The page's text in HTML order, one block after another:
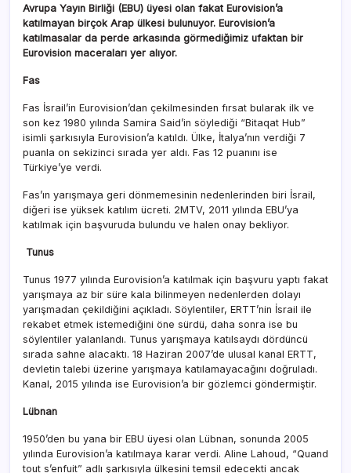
Avrupa Yayın Birliği (EBU) üyesi olan fakat Eurovision’a
katılmayan birçok Arap ülkesi bulunuyor. Eurovision’a
katılmasalar da perde arkasında görmediğimiz ufaktan bir
Eurovision maceraları yer alıyor.
Fas
Fas İsrail’in Eurovision’dan çekilmesinden fırsat bularak ilk ve
son kez 1980 yılında Samira Said’in söylediği “Bitaqat Hub”
isimli şarkısıyla Eurovision’a katıldı. Ülke, İtalya’nın verdiği 7
puanla on sekizinci sırada yer aldı. Fas 12 puanını ise
Türkiye’ye verdi.
Fas’ın yarışmaya geri dönmemesinin nedenlerinden biri İsrail,
diğeri ise yüksek katılım ücreti. 2MTV, 2011 yılında EBU’ya
katılmak için başvuruda bulundu ve halen onay bekliyor.
Tunus
Tunus 1977 yılında Eurovision’a katılmak için başvuru yaptı fakat
yarışmaya az bir süre kala bilinmeyen nedenlerden dolayı
yarışmadan çekildiğini açıkladı. Söylentiler, ERTT’nin İsrail ile
rekabet etmek istemediğini öne sürdü, daha sonra ise bu
söylentiler yalanlandı. Tunus yarışmaya katılsaydı dördüncü
sırada sahne alacaktı. 18 Haziran 2007’de ulusal kanal ERTT,
devletin talebi üzerine yarışmaya katılamayacağını doğruladı.
Kanal, 2015 yılında ise Eurovision’a bir gözlemci göndermiştir.
Lübnan
1950’den bu yana bir EBU üyesi olan Lübnan, sonunda 2005
yılında Eurovision’a katılmaya karar verdi. Aline Lahoud, “Quand
tout s’enfuit” adlı şarkısıyla ülkesini temsil edecekti ancak